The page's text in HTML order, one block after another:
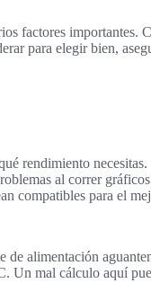
factores importantes.
para elegir bien,
rendimiento necesitas.
al correr
compatibles para el
alimentación
Un mal cálculo aquí